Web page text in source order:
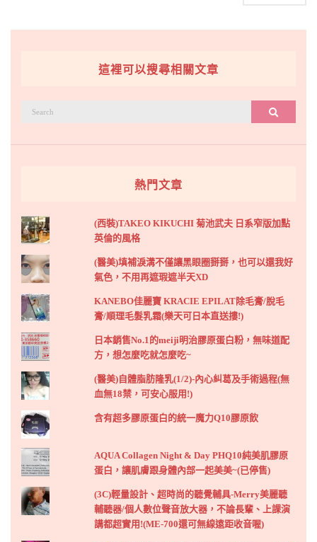
這裡可以搜尋相關文章
搜尋
熱門文章
(西裝)TAKEO KIKUCHI 菊池武夫 日系窄版加點
英倫的風格
(醫美)填補淚溝不僅讓黑眼圈掰掰，也可以還我好
氣色，不用再遮瑕遮半天XD
KANEBO佳麗寶 KRACIE EPILAT除毛膏/脫毛
膏/順理毛髮乳霜(樂天可日本直送摟!)
日本銷售No.1的meiji明治膠原蛋白粉，無味道配
方，想怎麼吃就怎麼吃~
(醫美)自體脂肪隆乳(1/2)-內心糾葛及手術過程(無
血無18禁，可安心服用!)
含有超多膠原蛋白的統一魔力Q10膠原飲
AQUA Collagen Night & Day PHQ10純美肌膠原
蛋白，讓肌膚跟身體內部一起美美~(已停售)
(3C)輕量設計、超時尚的聽覺輔具-Merry美麗聽
輔聽器/個人數位聲音放大器，不論長輩、上課演
講都超實用!(ME-700還可無線遠距收音喔)